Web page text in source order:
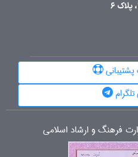
فرهنگ و ارشاد اسلامی